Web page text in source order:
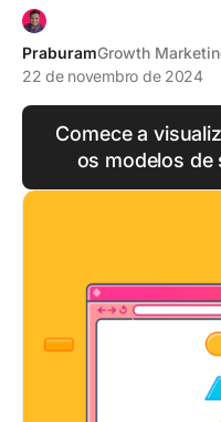
PraburamGrowth
22 de novembro de 2024
Comece a
os modelos de